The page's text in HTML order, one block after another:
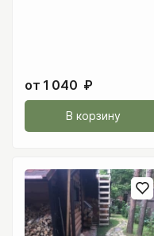
от 1 040 ₽
В корзину